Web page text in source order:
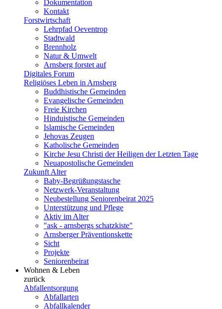
Dokumentation
Kontakt
Forstwirtschaft
Lehrpfad Oeventrop
Stadtwald
Brennholz
Natur & Umwelt
Arnsberg forstet auf
Digitales Forum
Religiöses Leben in Arnsberg
Buddhistische Gemeinden
Evangelische Gemeinden
Freie Kirchen
Hinduistische Gemeinden
Islamische Gemeinden
Jehovas Zeugen
Katholische Gemeinden
Kirche Jesu Christi der Heiligen der Letzten Tage
Neuapostolische Gemeinden
Zukunft Alter
Baby-Begrüßungstasche
Netzwerk-Veranstaltung
Neubestellung Seniorenbeirat 2025
Unterstützung und Pflege
Aktiv im Alter
"ask - arnsbergs schatzkiste"
Arnsberger Präventionskette
Sicht
Projekte
Seniorenbeirat
Wohnen & Leben
zurück
Abfallentsorgung
Abfallarten
Abfallkalender